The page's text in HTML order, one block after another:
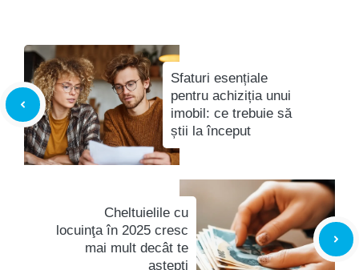
Sfaturi esențiale
pentru achiziția unui
imobil: ce trebuie să
știi la început
Cheltuielile cu
locuinţa în 2025 cresc
mai mult decât te
aștepți